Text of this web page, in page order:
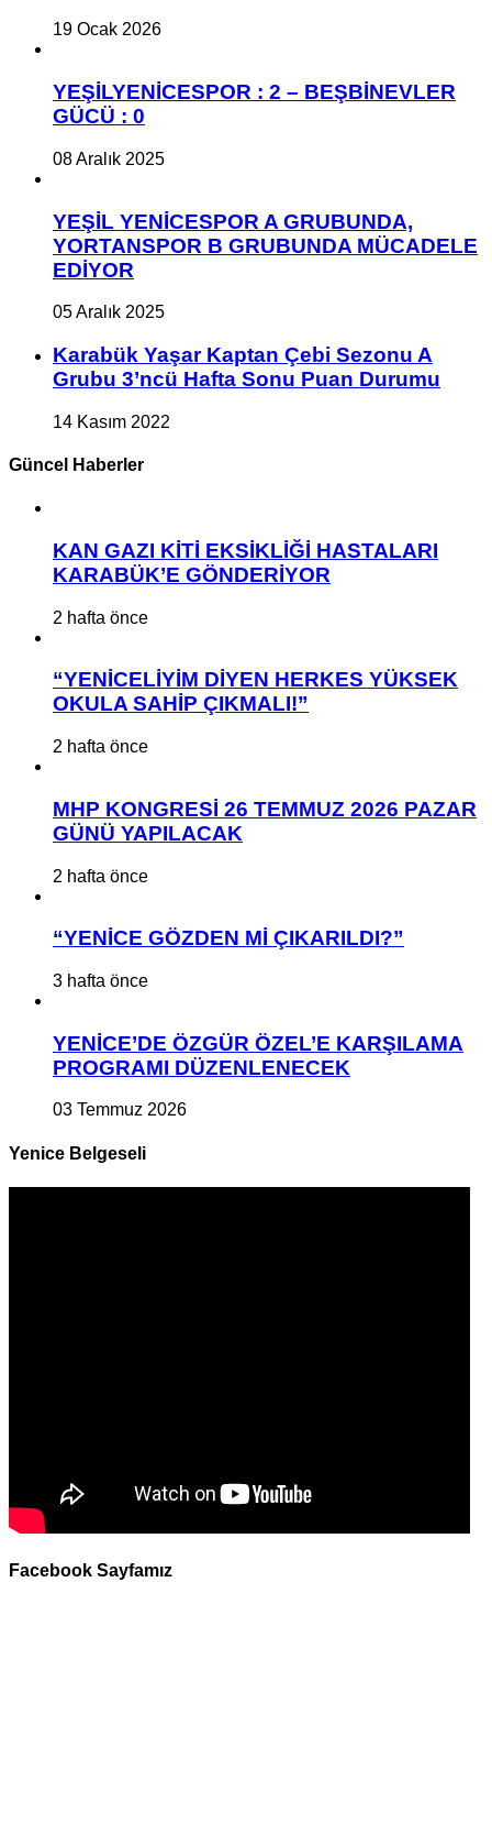
19 Ocak 2026
YEŞİLYENİCESPOR : 2 – BEŞBİNEVLER
GÜCÜ : 0
08 Aralık 2025
YEŞİL YENİCESPOR A GRUBUNDA,
YORTANSPOR B GRUBUNDA MÜCADELE
EDİYOR
05 Aralık 2025
Karabük Yaşar Kaptan Çebi Sezonu A
Grubu 3’ncü Hafta Sonu Puan Durumu
14 Kasım 2022
Güncel Haberler
KAN GAZI KİTİ EKSİKLİĞİ HASTALARI
KARABÜK’E GÖNDERİYOR
2 hafta önce
“YENİCELİYİM DİYEN HERKES YÜKSEK
OKULA SAHİP ÇIKMALI!”
2 hafta önce
MHP KONGRESİ 26 TEMMUZ 2026 PAZAR
GÜNÜ YAPILACAK
2 hafta önce
“YENİCE GÖZDEN Mİ ÇIKARILDI?”
3 hafta önce
YENİCE’DE ÖZGÜR ÖZEL’E KARŞILAMA
PROGRAMI DÜZENLENECEK
03 Temmuz 2026
Yenice Belgeseli
Facebook Sayfamız